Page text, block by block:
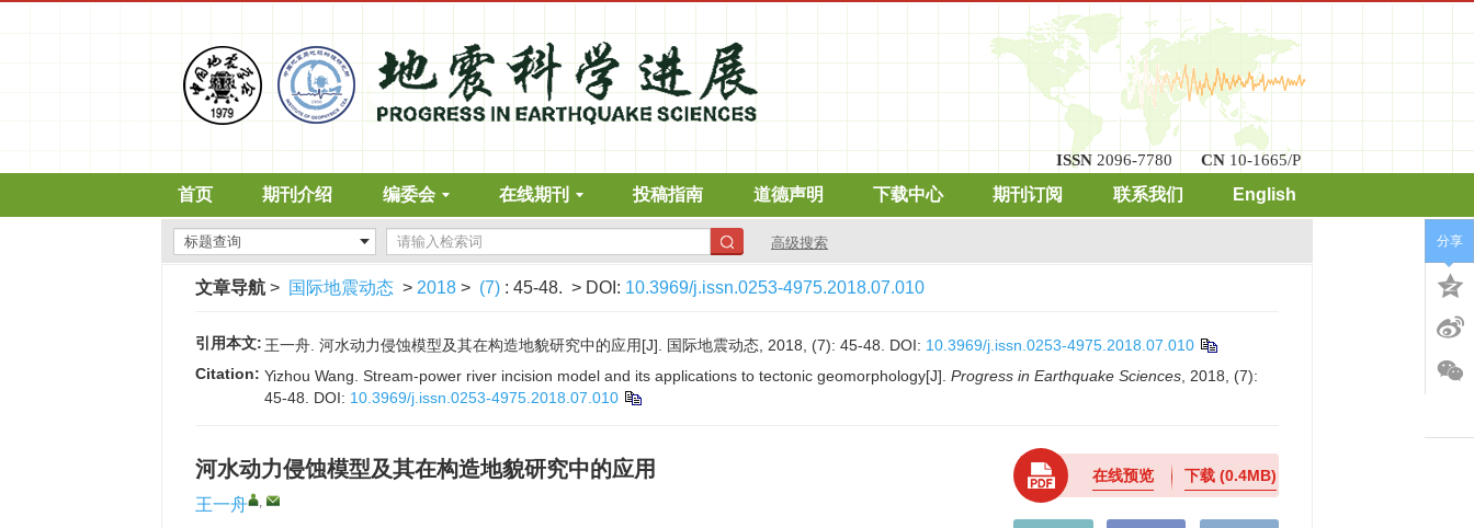
ISSN 2096-7780 CN 10-1665/P
首页 期刊介绍 编委会 在线期刊 投稿指南 道德声明 下载中心 期刊订阅 联系我们 English
高级搜索
文章导航 > 国际地震动态 > 2018 > (7) : 45-48. > DOI: 10.3969/j.issn.0253-4975.2018.07.010
引用本文: 王一舟. 河水动力侵蚀模型及其在构造地貌研究中的应用[J]. 国际地震动态, 2018, (7): 45-48. DOI: 10.3969/j.issn.0253-4975.2018.07.010
Citation: Yizhou Wang. Stream-power river incision model and its applications to tectonic geomorphology[J]. Progress in Earthquake Sciences , 2018, (7):
45-48. DOI: 10.3969/j.issn.0253-4975.2018.07.010
河水动力侵蚀模型及其在构造地貌研究中的应用
王一舟 ,
在线预览 下载(0.4MB)
分享